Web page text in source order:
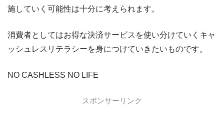
施していく可能性は十分に考えられます。
消費者としてはお得な決済サービスを使い分けていくキャ
ッシュレスリテラシーを身につけていきたいものです。
NO CASHLESS NO LIFE
スポンサーリンク